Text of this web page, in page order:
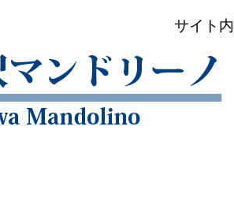
サイト内